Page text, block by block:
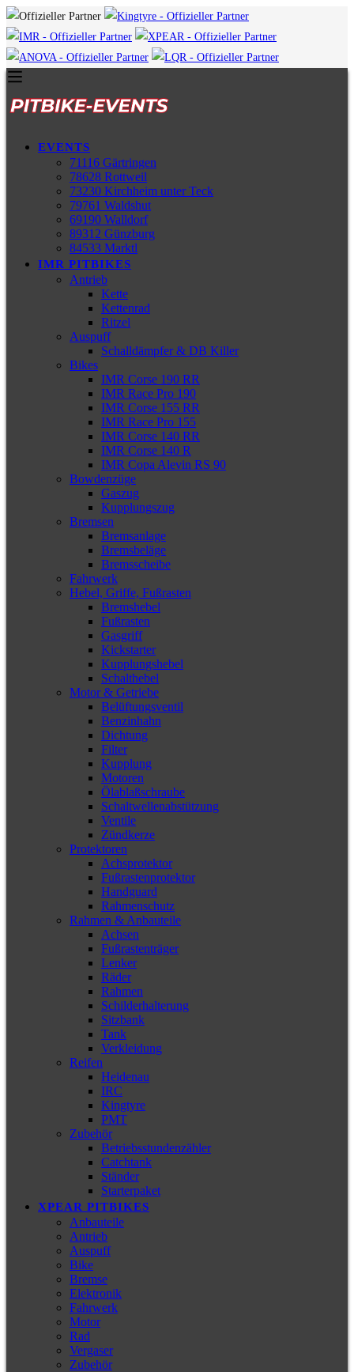
EVENTS
71116 Gärtringen
78628 Rottweil
73230 Kirchheim unter Teck
79761 Waldshut
69190 Walldorf
89312 Günzburg
84533 Marktl
IMR PITBIKES
Antrieb
Kette
Kettenrad
Ritzel
Auspuff
Schalldämpfer & DB Killer
Bikes
IMR Corse 190 RR
IMR Race Pro 190
IMR Corse 155 RR
IMR Race Pro 155
IMR Corse 140 RR
IMR Corse 140 R
IMR Copa Alevin RS 90
Bowdenzüge
Gaszug
Kupplungszug
Bremsen
Bremsanlage
Bremsbeläge
Bremsscheibe
Fahrwerk
Hebel, Griffe, Fußrasten
Bremshebel
Fußrasten
Gasgriff
Kickstarter
Kupplungshebel
Schalthebel
Motor & Getriebe
Belüftungsventil
Benzinhahn
Dichtung
Filter
Kupplung
Motoren
Ölablaßschraube
Schaltwellenabstützung
Ventile
Zündkerze
Protektoren
Achsprotektor
Fußrastenprotektor
Handguard
Rahmenschutz
Rahmen & Anbauteile
Achsen
Fußrastenträger
Lenker
Räder
Rahmen
Schilderhalterung
Sitzbank
Tank
Verkleidung
Reifen
Heidenau
IRC
Kingtyre
PMT
Zubehör
Betriebsstundenzähler
Catchtank
Ständer
Starterpaket
XPEAR PITBIKES
Anbauteile
Antrieb
Auspuff
Bike
Bremse
Elektronik
Fahrwerk
Motor
Rad
Vergaser
Zubehör